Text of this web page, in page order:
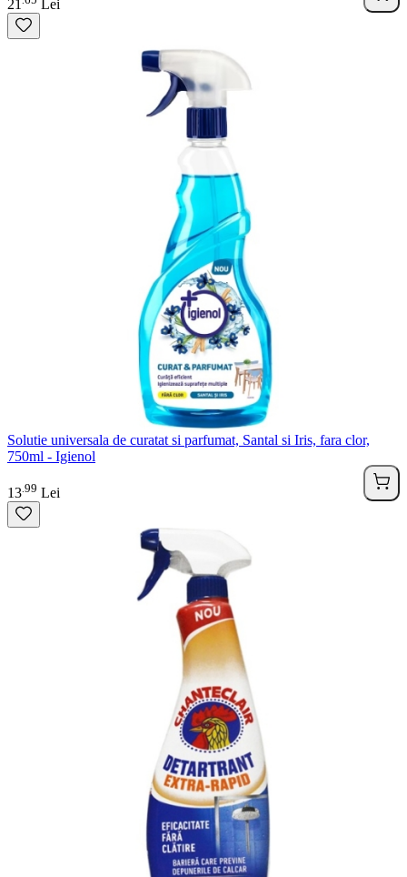
21 Lei
Solutie universala de curatat si parfumat, Santal si Iris, fara clor,
750ml - Igienol
13 99 Lei